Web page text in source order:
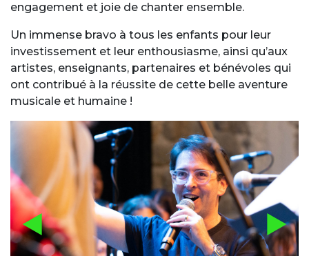
engagement et joie de chanter ensemble.
Un immense bravo à tous les enfants pour leur
investissement et leur enthousiasme, ainsi qu’aux
artistes, enseignants, partenaires et bénévoles qui
ont contribué à la réussite de cette belle aventure
musicale et humaine !